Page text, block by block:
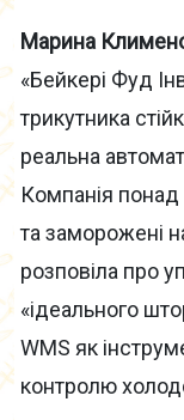
Марина
«Бейкері Фуд
трикутника
реальна
Компанія понад
та заморожені
розповіла про
«ідеального
WMS як
контролю